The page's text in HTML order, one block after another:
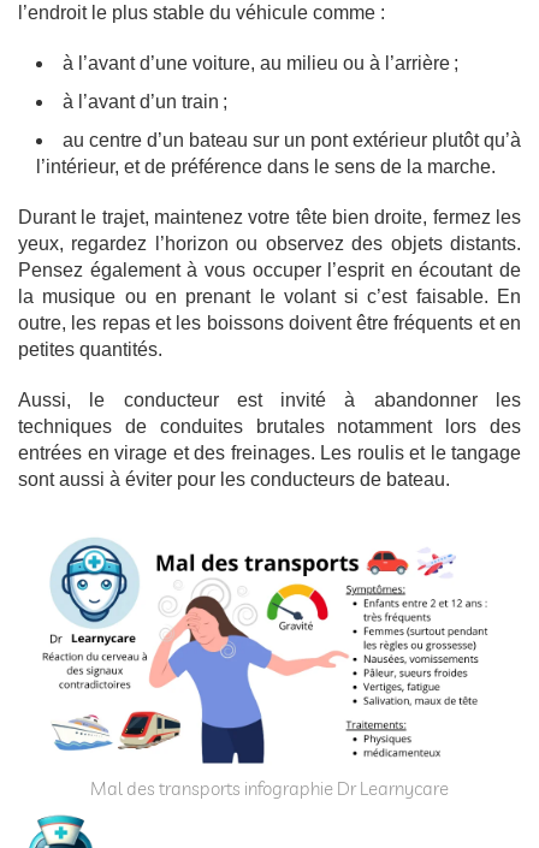
l’endroit le plus stable du véhicule comme :
à l’avant d’une voiture, au milieu ou à l’arrière ;
à l’avant d’un train ;
au centre d’un bateau sur un pont extérieur plutôt qu’à
l’intérieur, et de préférence dans le sens de la marche.
Durant le trajet, maintenez votre tête bien droite, fermez les
yeux, regardez l’horizon ou observez des objets distants.
Pensez également à vous occuper l’esprit en écoutant de
la musique ou en prenant le volant si c’est faisable. En
outre, les repas et les boissons doivent être fréquents et en
petites quantités.
Aussi, le conducteur est invité à abandonner les
techniques de conduites brutales notamment lors des
entrées en virage et des freinages. Les roulis et le tangage
sont aussi à éviter pour les conducteurs de bateau.
Mal des transports infographie Dr Learnycare